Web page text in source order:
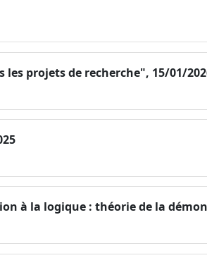
projets de recherche", 15/01/
à la logique : théorie de la